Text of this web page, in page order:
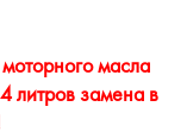
масла
литров замена в